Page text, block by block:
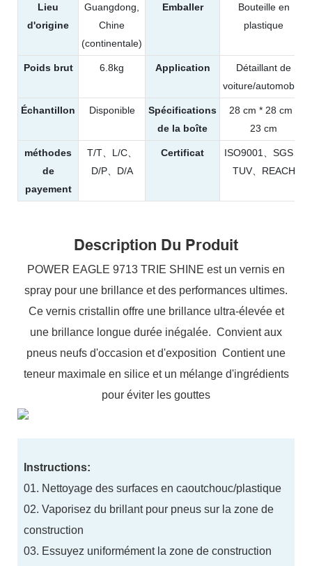
Lieu
d'origine
Guangdong,
Chine
(continentale)
Emballer
Bouteille en
plastique
Poids brut 6.8kg Application
Détaillant de
voiture/automobile
Échantillon Disponible
Spécifications
de la boîte
28 cm * 28 cm *
23 cm
méthodes
de
payement
T/T、L/C、
D/P、D/A
Certificat
ISO9001、SGS、
TUV、REACH
Description Du Produit
POWER EAGLE 9713 TRIE SHINE est un vernis en
spray pour une brillance et des performances ultimes.
Ce vernis cristallin offre une brillance ultra-élevée et
une brillance longue durée inégalée. Convient aux
pneus neufs d'occasion et d'exposition Contient une
teneur maximale en silice et un mélange d'ingrédients
pour éviter les gouttes
Instructions:
01. Nettoyage des surfaces en caoutchouc/plastique
02. Vaporisez du brillant pour pneus sur la zone de
construction
03. Essuyez uniformément la zone de construction